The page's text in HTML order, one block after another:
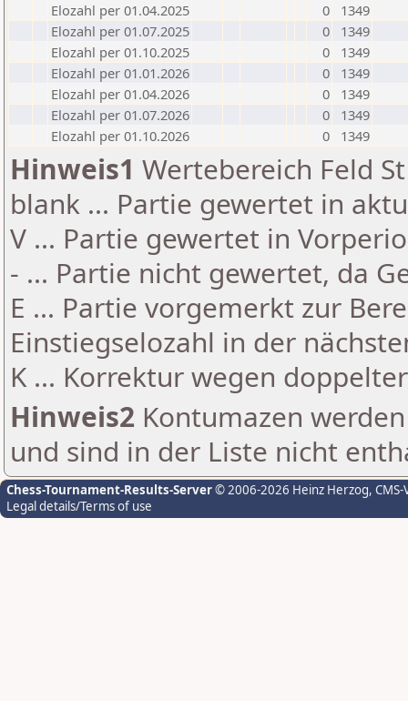
Elozahl per 01.04.2025
0
1349
Elozahl per 01.07.2025
0
1349
Elozahl per 01.10.2025
0
1349
Elozahl per 01.01.2026
0
1349
Elozahl per 01.04.2026
0
1349
Elozahl per 01.07.2026
0
1349
Elozahl per 01.10.2026
0 1349
Hinweis1 Wertebereich Feld
blank ... Partie gewertet in
V ... Partie gewertet in
- ... Partie nicht gewertet, da
E ... Partie vorgemerkt zur
Einstiegselozahl in der
K ... Korrektur wegen
Hinweis2 Kontumazen
und sind in der Liste nicht
Chess-Tournament-Results-Server© 2006-2026 Heinz Herzog,
Legal details/Terms of use